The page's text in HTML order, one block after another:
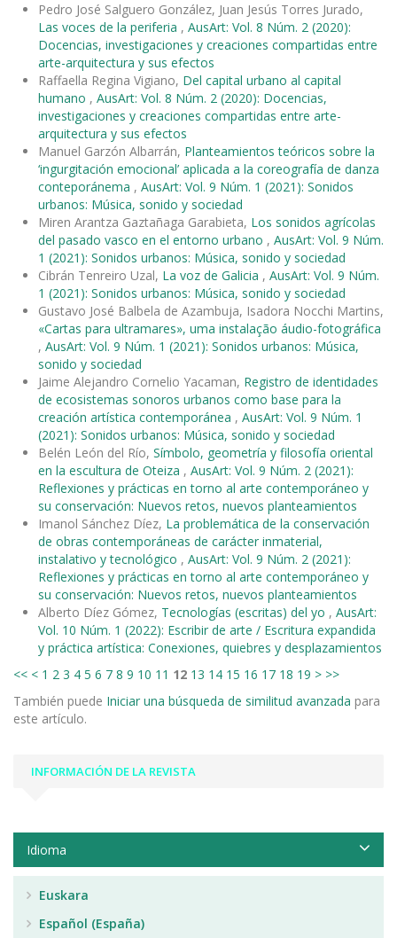
Pedro José Salguero González, Juan Jesús Torres Jurado,
Las voces de la periferia , AusArt: Vol. 8 Núm. 2 (2020):
Docencias, investigaciones y creaciones compartidas entre
arte-arquitectura y sus efectos
Raffaella Regina Vigiano, Del capital urbano al capital
humano , AusArt: Vol. 8 Núm. 2 (2020): Docencias,
investigaciones y creaciones compartidas entre arte-
arquitectura y sus efectos
Manuel Garzón Albarrán, Planteamientos teóricos sobre la
‘ingurgitación emocional’ aplicada a la coreografía de danza
conteporánema , AusArt: Vol. 9 Núm. 1 (2021): Sonidos
urbanos: Música, sonido y sociedad
Miren Arantza Gaztañaga Garabieta, Los sonidos agrícolas
del pasado vasco en el entorno urbano , AusArt: Vol. 9 Núm.
1 (2021): Sonidos urbanos: Música, sonido y sociedad
Cibrán Tenreiro Uzal, La voz de Galicia , AusArt: Vol. 9 Núm.
1 (2021): Sonidos urbanos: Música, sonido y sociedad
Gustavo José Balbela de Azambuja, Isadora Nocchi Martins,
«Cartas para ultramares», uma instalação áudio-fotográfica
, AusArt: Vol. 9 Núm. 1 (2021): Sonidos urbanos: Música,
sonido y sociedad
Jaime Alejandro Cornelio Yacaman, Registro de identidades
de ecosistemas sonoros urbanos como base para la
creación artística contemporánea , AusArt: Vol. 9 Núm. 1
(2021): Sonidos urbanos: Música, sonido y sociedad
Belén León del Río, Símbolo, geometría y filosofía oriental
en la escultura de Oteiza , AusArt: Vol. 9 Núm. 2 (2021):
Reflexiones y prácticas en torno al arte contemporáneo y
su conservación: Nuevos retos, nuevos planteamientos
Imanol Sánchez Díez, La problemática de la conservación
de obras contemporáneas de carácter inmaterial,
instalativo y tecnológico , AusArt: Vol. 9 Núm. 2 (2021):
Reflexiones y prácticas en torno al arte contemporáneo y
su conservación: Nuevos retos, nuevos planteamientos
Alberto Díez Gómez, Tecnologías (escritas) del yo , AusArt:
Vol. 10 Núm. 1 (2022): Escribir de arte / Escritura expandida
y práctica artística: Conexiones, quiebres y desplazamientos
<< < 1 2 3 4 5 6 7 8 9 10 11 12 13 14 15 16 17 18 19 > >>
También puede Iniciar una búsqueda de similitud avanzada para
este artículo.
INFORMACIÓN DE LA REVISTA
Idioma
Euskara
Español (España)